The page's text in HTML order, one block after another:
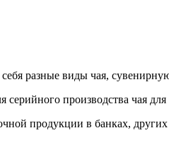
разные виды чая,
производства чая
продукции в банках,